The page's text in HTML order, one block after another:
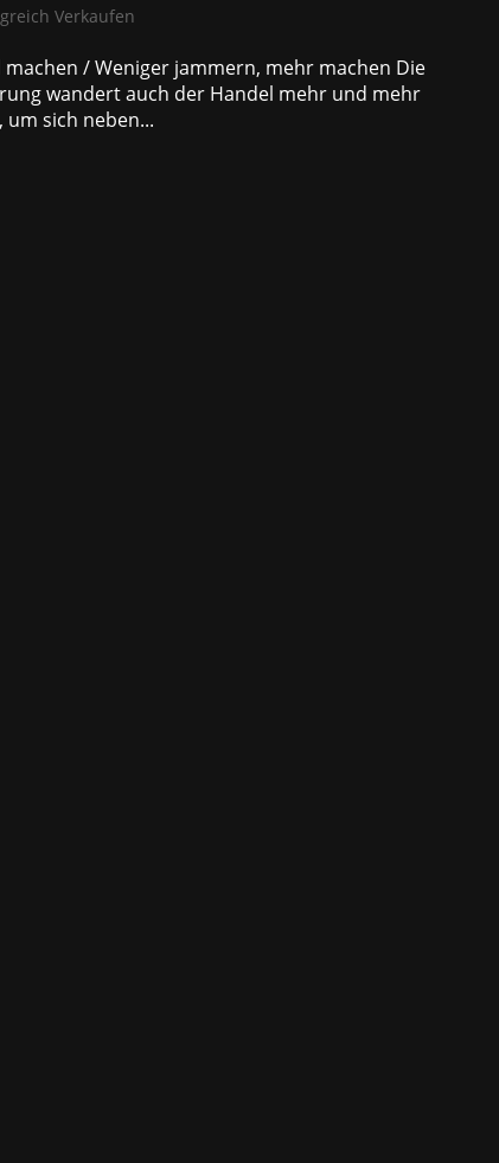
Verkaufen
/ Weniger jammern, mehr machen Die
wandert auch der Handel mehr und mehr
sich neben...